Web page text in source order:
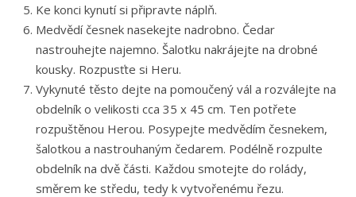
Ke konci kynutí si připravte náplň.
Medvědí česnek nasekejte nadrobno. Čedar
nastrouhejte najemno. Šalotku nakrájejte na drobné
kousky. Rozpusťte si Heru.
Vykynuté těsto dejte na pomoučený vál a rozválejte na
obdelník o velikosti cca 35 x 45 cm. Ten potřete
rozpuštěnou Herou. Posypejte medvědím česnekem,
šalotkou a nastrouhaným čedarem. Podélně rozpulte
obdelník na dvě části. Každou smotejte do rolády,
směrem ke středu, tedy k vytvořenému řezu.